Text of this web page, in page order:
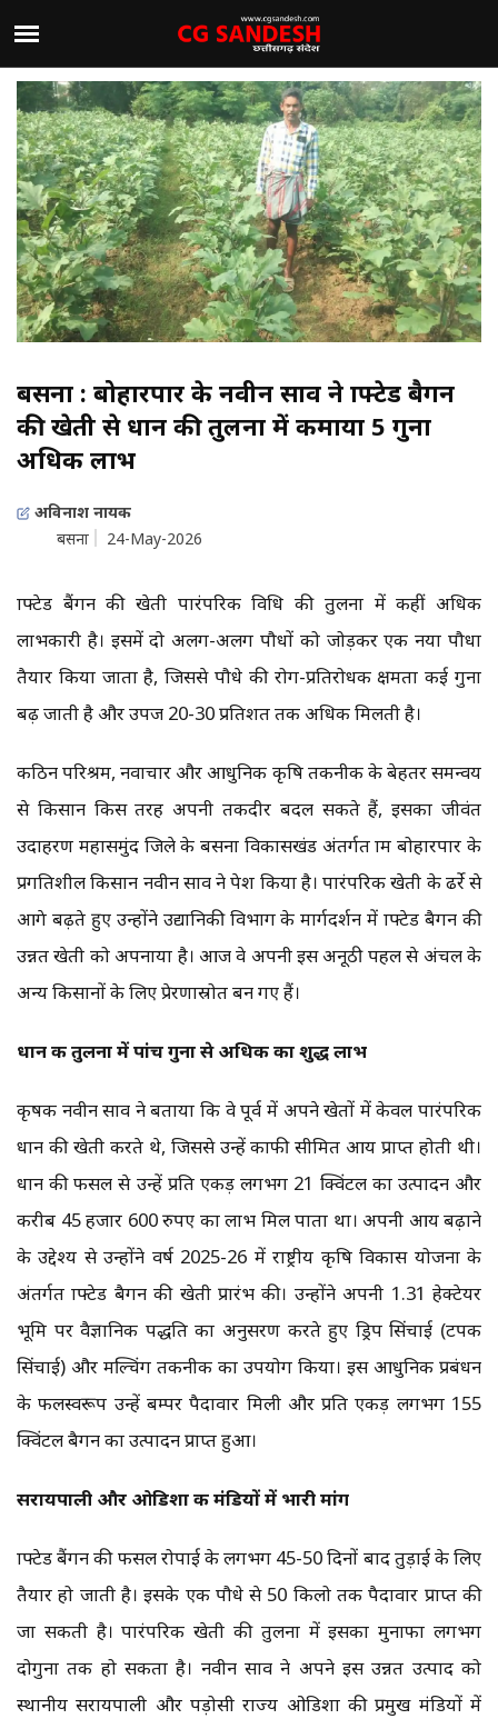
बसना : बोहारपार के नवीन साव ने ग्राफ्टेड बैगन
की खेती से धान की तुलना में कमाया 5 गुना
अधिक लाभ
अविनाश नायक
बसना
24-May-2026
ग्राफ्टेड बैंगन की खेती पारंपरिक विधि की तुलना में कहीं अधिक
लाभकारी है। इसमें दो अलग-अलग पौधों को जोड़कर एक नया पौधा
तैयार किया जाता है, जिससे पौधे की रोग-प्रतिरोधक क्षमता कई गुना
बढ़ जाती है और उपज 20-30 प्रतिशत तक अधिक मिलती है।
कठिन परिश्रम, नवाचार और आधुनिक कृषि तकनीक के बेहतर समन्वय
से किसान किस तरह अपनी तकदीर बदल सकते हैं, इसका जीवंत
उदाहरण महासमुंद जिले के बसना विकासखंड अंतर्गत ग्राम बोहारपार के
प्रगतिशील किसान नवीन साव ने पेश किया है। पारंपरिक खेती के ढर्रे से
आगे बढ़ते हुए उन्होंने उद्यानिकी विभाग के मार्गदर्शन में ग्राफ्टेड बैगन की
उन्नत खेती को अपनाया है। आज वे अपनी इस अनूठी पहल से अंचल के
अन्य किसानों के लिए प्रेरणास्रोत बन गए हैं।
धान की तुलना में पांच गुना से अधिक का शुद्ध लाभ
कृषक नवीन साव ने बताया कि वे पूर्व में अपने खेतों में केवल पारंपरिक
धान की खेती करते थे, जिससे उन्हें काफी सीमित आय प्राप्त होती थी।
धान की फसल से उन्हें प्रति एकड़ लगभग 21 क्विंटल का उत्पादन और
करीब 45 हजार 600 रुपए का लाभ मिल पाता था। अपनी आय बढ़ाने
के उद्देश्य से उन्होंने वर्ष 2025-26 में राष्ट्रीय कृषि विकास योजना के
अंतर्गत ग्राफ्टेड बैगन की खेती प्रारंभ की। उन्होंने अपनी 1.31 हेक्टेयर
भूमि पर वैज्ञानिक पद्धति का अनुसरण करते हुए ड्रिप सिंचाई (टपक
सिंचाई) और मल्चिंग तकनीक का उपयोग किया। इस आधुनिक प्रबंधन
के फलस्वरूप उन्हें बम्पर पैदावार मिली और प्रति एकड़ लगभग 155
क्विंटल बैगन का उत्पादन प्राप्त हुआ।
सरायपाली और ओडिशा की मंडियों में भारी मांग
ग्राफ्टेड बैंगन की फसल रोपाई के लगभग 45-50 दिनों बाद तुड़ाई के लिए
तैयार हो जाती है। इसके एक पौधे से 50 किलो तक पैदावार प्राप्त की
जा सकती है। पारंपरिक खेती की तुलना में इसका मुनाफा लगभग
दोगुना तक हो सकता है। नवीन साव ने अपने इस उन्नत उत्पाद को
स्थानीय सरायपाली और पड़ोसी राज्य ओडिशा की प्रमुख मंडियों में